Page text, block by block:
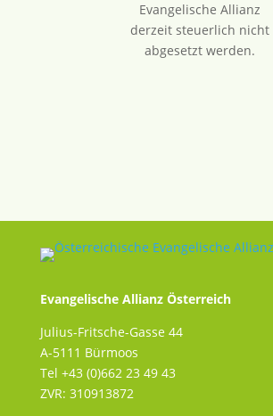
Evangelische Allianz
derzeit steuerlich nicht
abgesetzt werden.
Evangelische Allianz Österreich
Julius-Fritsche-Gasse 44
A-5111 Bürmoos
Tel +43 (0)662 23 49 43
ZVR: 310913872